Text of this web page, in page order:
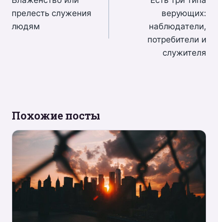
по
записям
прелесть служения
людям
верующих:
наблюдатели,
потребители и
служителя
Похожие посты